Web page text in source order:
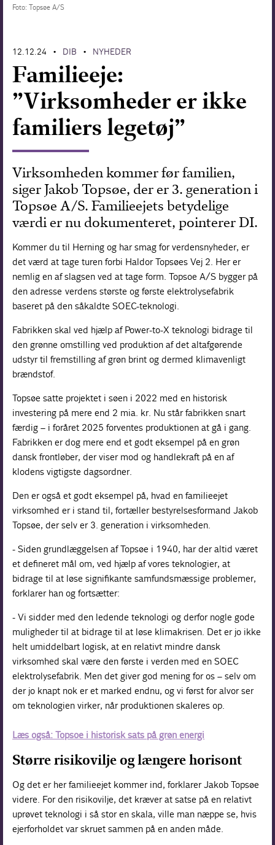
Foto: Topsøe A/S
12.12.24 • DIB • NYHEDER
Familieeje:
”Virksomheder er ikke
familiers legetøj”
Virksomheden kommer før familien,
siger Jakob Topsøe, der er 3. generation i
Topsøe A/S. Familieejets betydelige
værdi er nu dokumenteret, pointerer DI.
Kommer du til Herning og har smag for verdensnyheder, er
det værd at tage turen forbi Haldor Topsøes Vej 2. Her er
nemlig en af slagsen ved at tage form. Topsoe A/S bygger på
den adresse verdens største og første elektrolysefabrik
baseret på den såkaldte SOEC-teknologi.
Fabrikken skal ved hjælp af Power-to-X teknologi bidrage til
den grønne omstilling ved produktion af det altafgørende
udstyr til fremstilling af grøn brint og dermed klimavenligt
brændstof.
Topsøe satte projektet i søen i 2022 med en historisk
investering på mere end 2 mia. kr. Nu står fabrikken snart
færdig – i foråret 2025 forventes produktionen at gå i gang.
Fabrikken er dog mere end et godt eksempel på en grøn
dansk frontløber, der viser mod og handlekraft på en af
klodens vigtigste dagsordner.
Den er også et godt eksempel på, hvad en familieejet
virksomhed er i stand til, fortæller bestyrelsesformand Jakob
Topsøe, der selv er 3. generation i virksomheden.
- Siden grundlæggelsen af Topsøe i 1940, har der altid været
et defineret mål om, ved hjælp af vores teknologier, at
bidrage til at løse signifikante samfundsmæssige problemer,
forklarer han og fortsætter:
- Vi sidder med den ledende teknologi og derfor nogle gode
muligheder til at bidrage til at løse klimakrisen. Det er jo ikke
helt umiddelbart logisk, at en relativt mindre dansk
virksomhed skal være den første i verden med en SOEC
elektrolysefabrik. Men det giver god mening for os – selv om
der jo knapt nok er et marked endnu, og vi først for alvor ser
om teknologien virker, når produktionen skaleres op.
Læs også: Topsoe i historisk sats på grøn energi
Større risikovilje og længere horisont
Og det er her familieejet kommer ind, forklarer Jakob Topsøe
videre. For den risikovilje, det kræver at satse på en relativt
uprøvet teknologi i så stor en skala, ville man næppe se, hvis
ejerforholdet var skruet sammen på en anden måde.